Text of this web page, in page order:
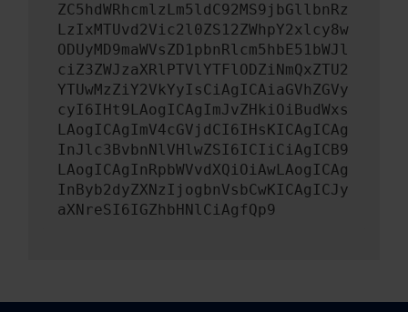
ZC5hdWRhcmlzLm5ldC92MS9jbGllbnRz
LzIxMTUvd2Vic2l0ZS12ZWhpY2xlcy8w
ODUyMD9maWVsZD1pbnRlcm5hbE51bWJl
ciZ3ZWJzaXRlPTVlYTFlODZiNmQxZTU2
YTUwMzZiY2VkYyIsCiAgICAiaGVhZGVy
cyI6IHt9LAogICAgImJvZHkiOiBudWxs
LAogICAgImV4cGVjdCI6IHsKICAgICAg
InJlc3BvbnNlVHlwZSI6ICIiCiAgICB9
LAogICAgInRpbWVvdXQiOiAwLAogICAg
InByb2dyZXNzIjogbnVsbCwKICAgICJy
aXNreSI6IGZhbHNlCiAgfQp9